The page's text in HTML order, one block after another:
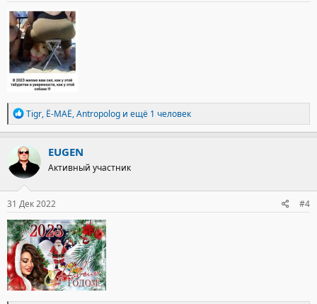
Р
е
а
к
ц
и
и
:
Tigr, Ё-МАЁ,Antropolog и ещё 1 человек
EUGEN
Активный участник
31 Дек 2022 #4